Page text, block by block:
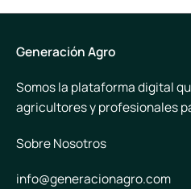
Generación Agro
Somos la plataforma digital
agricultores y profesionales
Sobre Nosotros
info@generacionagro.com